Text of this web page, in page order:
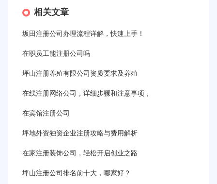
相关文章
坂田注册公司办理流程详解，快速上手！
在职员工能注册公司吗
坪山注册养殖有限公司资质要求及养殖
在线注册网络公司，详细步骤和注意事项，
在宾馆注册公司
坪地外资独资企业注册攻略与费用解析
在家注册装饰公司，轻松开启创业之路
坪山注册公司排名前十大，哪家好？